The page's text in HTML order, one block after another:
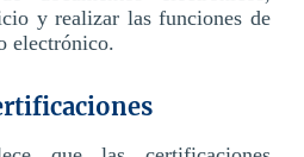
y realizar las funciones de
electrónico.